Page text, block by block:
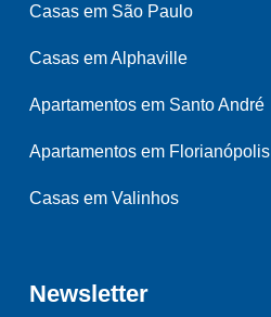
Casas em São Paulo
Casas em Alphaville
Apartamentos em Santo André
Apartamentos em Florianópolis
Casas em Valinhos
Newsletter